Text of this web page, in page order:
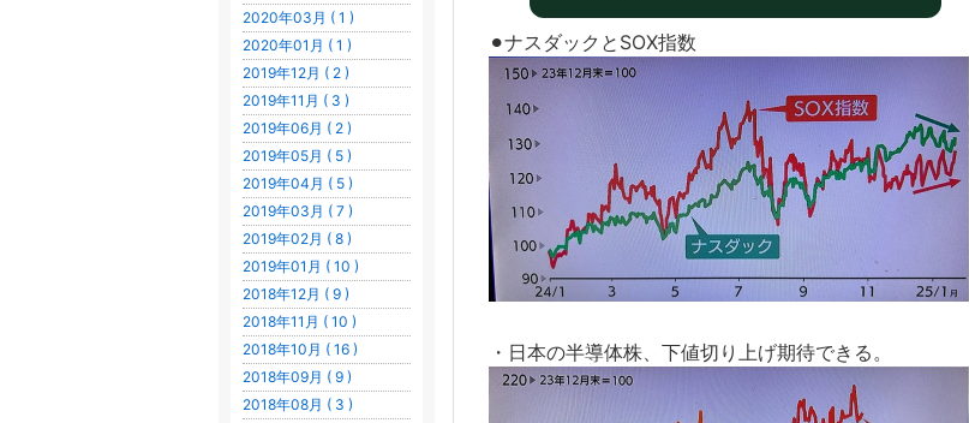
⚫︎ナスダックとSOX指数
・日本の半導体株、下値切り上げ期待できる。
2020年03月 ( 1 )
2020年01月 ( 1 )
2019年12月 ( 2 )
2019年11月 ( 3 )
2019年06月 ( 2 )
2019年05月 ( 5 )
2019年04月 ( 5 )
2019年03月 ( 7 )
2019年02月 ( 8 )
2019年01月 ( 10 )
2018年12月 ( 9 )
2018年11月 ( 10 )
2018年10月 ( 16 )
2018年09月 ( 9 )
2018年08月 ( 3 )